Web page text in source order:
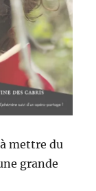
mettre du
grande